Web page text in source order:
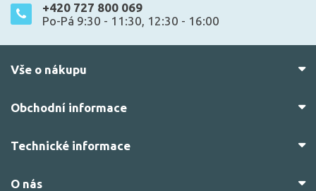
+420 727 800 069
Po-Pá 9:30 - 11:30, 12:30 - 16:00
Vše o nákupu
Obchodní informace
Technické informace
O nás